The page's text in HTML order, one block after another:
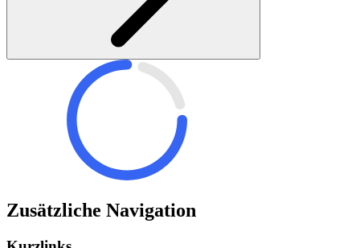
Zusätzliche Navigation